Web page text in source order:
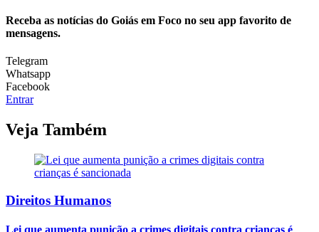
Receba as notícias do Goiás em Foco no seu app favorito de
mensagens.
Telegram
Whatsapp
Facebook
Entrar
Veja Também
Direitos Humanos
Lei que aumenta punição a crimes digitais contra crianças é